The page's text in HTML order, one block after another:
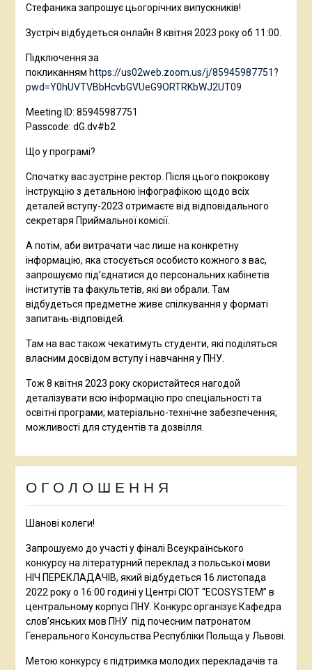
Стефаника запрошує цьогорічних випускників!
Зустріч відбудеться онлайн 8 квітня 2023 року об 11:00.
Підключення за
покликанням https://us02web.zoom.us/j/85945987751?
pwd=Y0hUVTVBbHcvbGVUeG9ORTRKbWJ2UT09
Meeting ID: 85945987751
Passcode: dG.dv#b2
Що у програмі?
Спочатку вас зустріне ректор. Після цього покрокову
інструкцію з детальною інфографікою щодо всіх
деталей вступу-2023 отримаєте від відповідального
секретаря Приймальної комісії.
А потім, аби витрачати час лише на конкретну
інформацію, яка стосується особисто кожного з вас,
запрошуємо під’єднатися до персональних кабінетів
інститутів та факультетів, які ви обрали. Там
відбудеться предметне живе спілкування у форматі
запитань-відповідей.
Там на вас також чекатимуть студенти, які поділяться
власним досвідом вступу і навчання у ПНУ.
Тож 8 квітня 2023 року скористайтеся нагодой
деталізувати всю інформацію про спеціальності та
освітні програми; матеріально-технічне забезпечення;
можливості для студентів та дозвілля.
О Г О Л О Ш Е Н Н Я
Шанові колеги!
Запрошуємо до участі у фіналі Всеукраїнського
конкурсy на літературний переклад з польської мови
НІЧ ПЕРЕКЛАДАЧІВ, який відбудеться 16 листопада
2022 року о 16:00 годині у Центрі CIOT “ECOSYSTEM” в
центральному корпусі ПНУ. Конкурс організує Кафедра
слов’янських мов ПНУ під почесним патронатом
Генерального Консульствa Республіки Польща у Львові.
Метою конкурсу є підтримка молодих перекладачів та